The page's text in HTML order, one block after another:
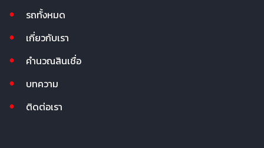
รถทั้งหมด
เกี่ยวกับเรา
คำนวณสินเชื่อ
บทความ
ติดต่อเรา